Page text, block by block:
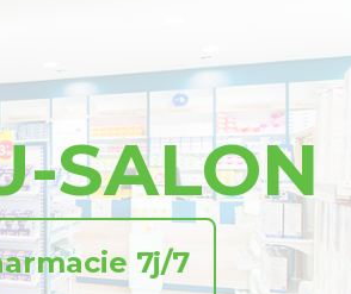
SALON
7j/7